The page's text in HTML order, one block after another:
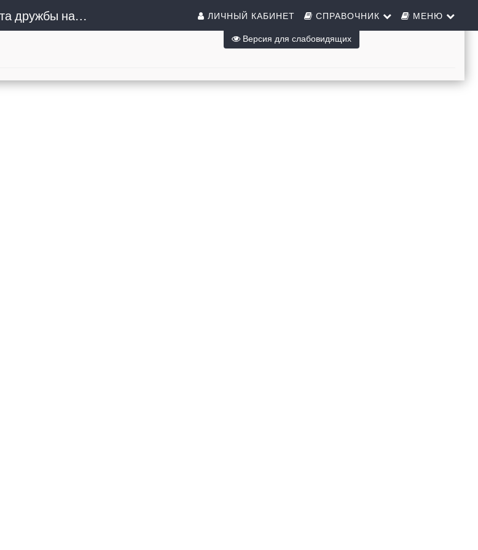
Сочинский институт (филиал) Российского университета дружбы народов им. Патриса Лумумбы ЛИЧНЫЙ КАБИНЕТ СПРАВОЧНИК
МЕНЮ
Версия для слабовидящих